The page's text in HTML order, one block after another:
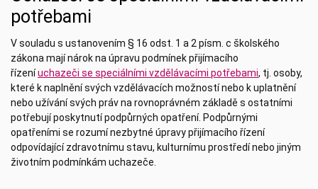
potřebami
V souladu s ustanovením § 16 odst. 1 a 2 písm. c školského
zákona mají nárok na úpravu podmínek přijímacího
řízeníuchazeči se speciálními vzdělávacími potřebami, tj. osoby,
které k naplnění svých vzdělávacích možností nebo k uplatnění
nebo užívání svých práv na rovnoprávném základě s ostatními
potřebují poskytnutí podpůrných opatření. Podpůrnými
opatřeními se rozumí nezbytné úpravy přijímacího řízení
odpovídající zdravotnímu stavu, kulturnímu prostředí nebo jiným
životním podmínkám uchazeče.